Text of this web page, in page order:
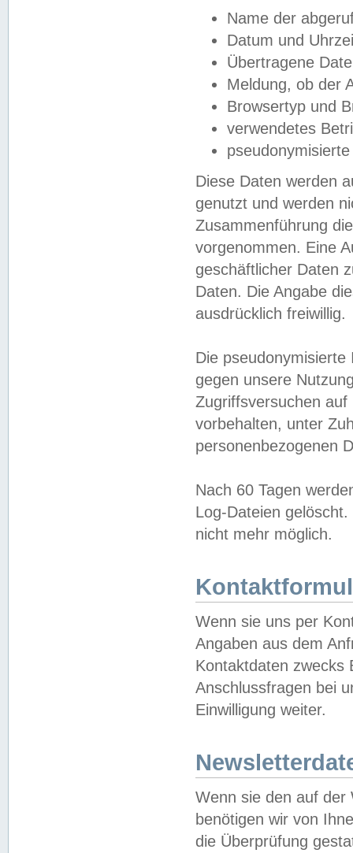
Name der
Datum und
Übertragene
Meldung, ob der
Browsertyp und
verwendetes
Diese Daten werden
genutzt und werden
Zusammenführung
vorgenommen. Eine
geschäftlicher Daten
Daten. Die Angabe
ausdrücklich freiwillig.
Die
gegen unsere
Zugriffsversuchen
vorbehalten, unter
personenbezogenen
Nach 60 Tagen
Log-Dateien
nicht mehr möglich.
Wenn sie uns per
Angaben aus dem
Kontaktdaten zwecks
Anschlussfragen bei
Einwilligung weiter.
Wenn sie den auf der
benötigen wir von
die Überprüfung